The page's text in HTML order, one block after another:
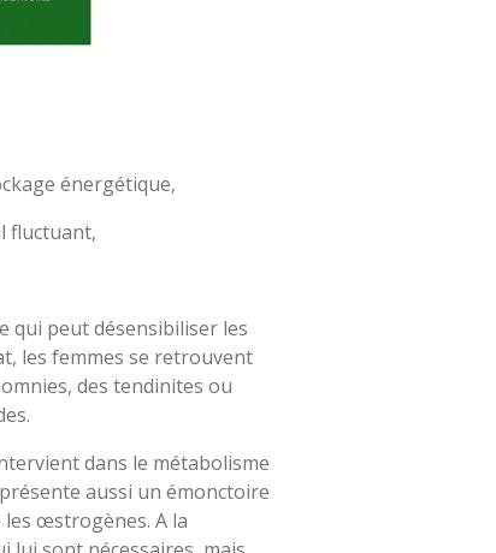
énergétique,
fluctuant,
qui peut désensibiliser les
les femmes se retrouvent
des tendinites ou
dans le métabolisme
aussi un émonctoire
les œstrogènes. A la